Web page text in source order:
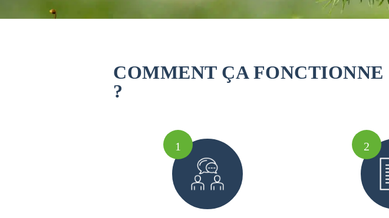
COMMENT ÇA FONCTIONNE
?
1 2